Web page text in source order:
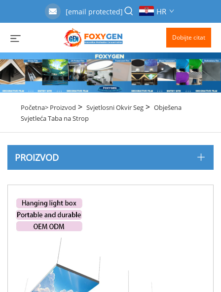
[email protected] HR
Dobijte citat
Početna> Proizvod > Svjetlosni Okvir Seg> Obješena
Svjetleća Taba na Strop
PROIZVOD